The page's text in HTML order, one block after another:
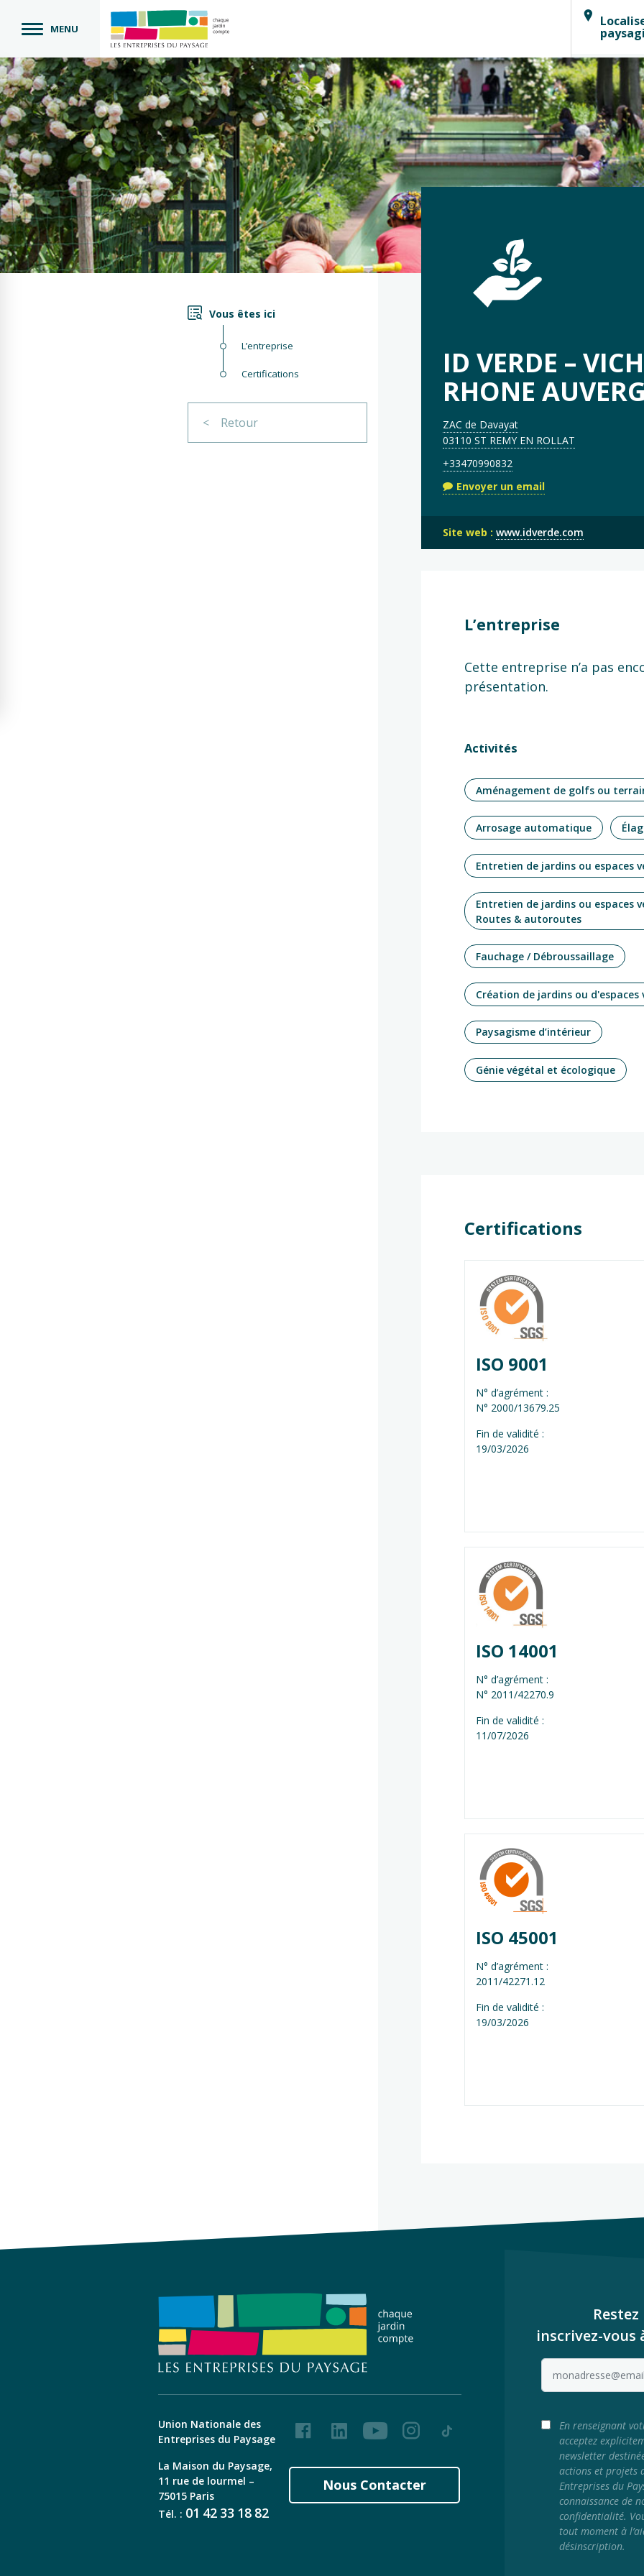
MENU
Vous êtes ici
L’entreprise
Certifications
< Retour
ID VERDE –
RHONE
ZAC de Davayat
03110 ST REMY EN ROLLAT
+33470990832
Envoyer un email
Site web :www.idverde.com
L’entreprise
Cette entreprise n’a pas
présentation.
Activités
Aménagement de golfs ou
Arrosage automatique
Entretien de jardins ou espaces
Entretien de jardins ou espaces
Routes & autoroutes
Fauchage / Débroussaillage
Création de jardins ou d'espaces
Paysagisme d’intérieur
Génie végétal et écologique
Certifications
ISO 9001
N° d’agrément :
N° 2000/13679.25
Fin de validité :
19/03/2026
ISO 14001
N° d’agrément :
N° 2011/42270.9
Fin de validité :
11/07/2026
ISO 45001
N° d’agrément :
2011/42271.12
Fin de validité :
19/03/2026
Union Nationale des
Entreprises du Paysage
La Maison du Paysage,
11 rue de lourmel –
75015 Paris
Tél. : 01 42 33 18 82
FacebookLinkedInYoutubeInstagram
Tiktok
Nous Contacter
inscrivez-vous
En renseignant
acceptez
newsletter
actions et projets
Entreprises du
connaissance de
confidentialité.
tout moment à
désinscription.